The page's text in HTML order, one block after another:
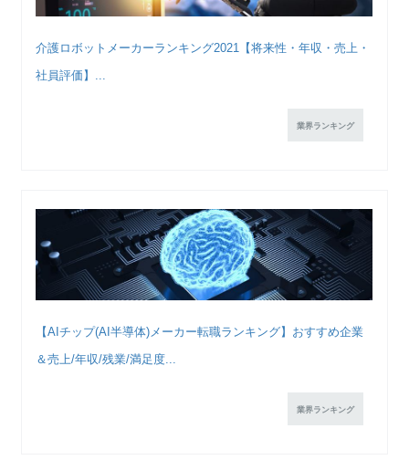
介護ロボットメーカーランキング2021【将来性・年収・売上・
社員評価】...
業界ランキング
【AIチップ(AI半導体)メーカー転職ランキング】おすすめ企業
＆売上/年収/残業/満足度...
業界ランキング